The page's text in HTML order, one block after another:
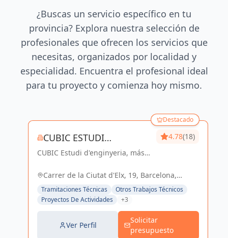
¿Buscas un servicio específico en tu
provincia? Explora nuestra selección de
profesionales que ofrecen los servicios que
necesitas, organizados por localidad y
especialidad. Encuentra el profesional ideal
para tu proyecto y comienza hoy mismo.
Destacado
CUBIC ESTUDI
D'ENGINYERIA S.L.
CUBIC Estudi d'enginyeria, más
de Arquitectura e Ingeniería con
4.78(18)
Carrer de la Ciutat d'Elx, 19, Barcelona,
España, España
Tramitaciones Técnicas
Otros Trabajos Técnicos
Proyectos De Actividades
+3
Ver Perfil
Solicitar
presupuesto